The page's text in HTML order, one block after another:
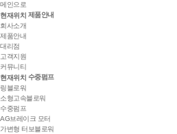
메인으로
현재위치 제품안내
회사소개
제품안내
대리점
고객지원
커뮤니티
현재위치 수중펌프
링블로워
소형고속블로워
수중펌프
AG브레이크 모터
가변형 터보블로워